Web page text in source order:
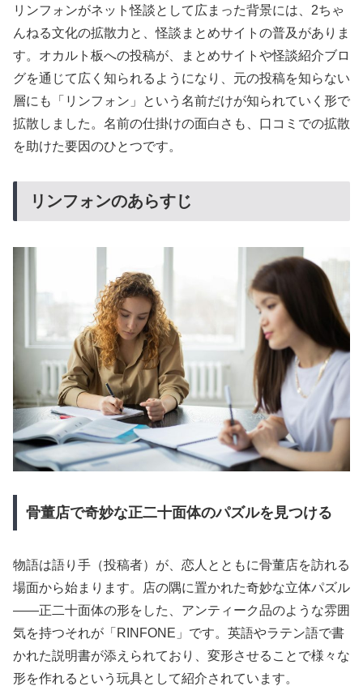
リンフォンがネット怪談として広まった背景には、2ちゃ
んねる文化の拡散力と、怪談まとめサイトの普及がありま
す。オカルト板への投稿が、まとめサイトや怪談紹介ブロ
グを通じて広く知られるようになり、元の投稿を知らない
層にも「リンフォン」という名前だけが知られていく形で
拡散しました。名前の仕掛けの面白さも、口コミでの拡散
を助けた要因のひとつです。
リンフォンのあらすじ
骨董店で奇妙な正二十面体のパズルを見つける
物語は語り手（投稿者）が、恋人とともに骨董店を訪れる
場面から始まります。店の隅に置かれた奇妙な立体パズル
——正二十面体の形をした、アンティーク品のような雰囲
気を持つそれが「RINFONE」です。英語やラテン語で書
かれた説明書が添えられており、変形させることで様々な
形を作れるという玩具として紹介されています。